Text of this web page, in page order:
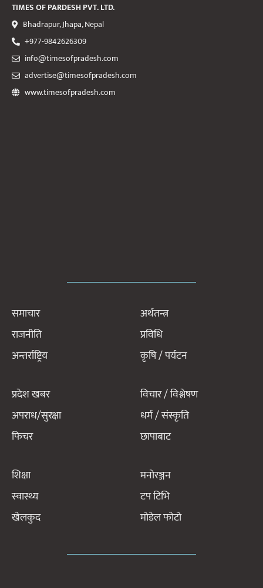
TIMES OF PARDESH PVT. LTD.
Bhadrapur, Jhapa, Nepal
+977-9842626309
info@timesofpradesh.com
advertise@timesofpradesh.com
www.timesofpradesh.com
समाचार
राजनीति
अन्तर्राष्ट्रिय
अर्थतन्त्र
प्रविधि
कृषि / पर्यटन
प्रदेश खबर
अपराध/सुरक्षा
फिचर
विचार / विश्लेषण
धर्म / संस्कृति
छापाबाट
शिक्षा
स्वास्थ्य
खेलकुद
मनोरञ्जन
टप टिभि
मोडेल फोटो